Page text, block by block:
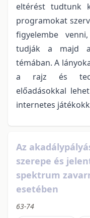
eltérést tudtunk
programokat
figyelembe
tudják a majd a
témában. A
a rajz és
előadásokkal
internetes
Az
szerepe és
spektrum
esetében
63-74